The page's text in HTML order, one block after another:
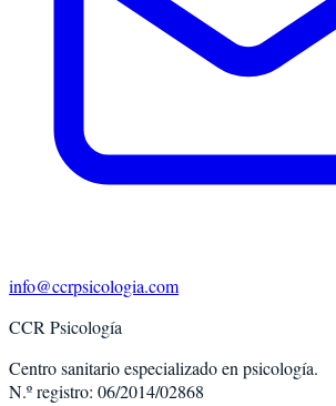
info@ccrpsicologia.com
CCR Psicología
Centro sanitario especializado en psicología.
N.º registro: 06/2014/02868